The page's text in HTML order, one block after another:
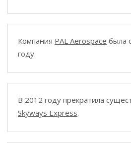
Компания PAL Aerospace была
году.
В 2012 году прекратила
Skyways Express.